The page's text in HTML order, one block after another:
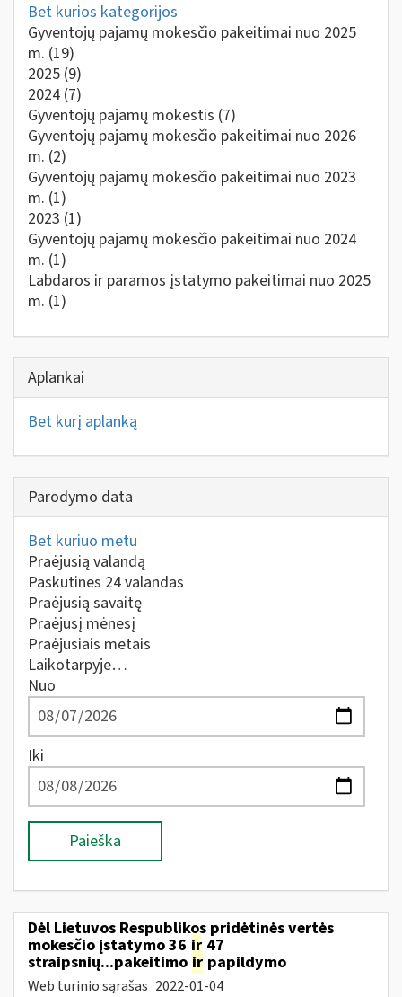
Bet kurios kategorijos
Gyventojų pajamų mokesčio pakeitimai nuo 2025
m. (19)
2025 (9)
2024 (7)
Gyventojų pajamų mokestis (7)
Gyventojų pajamų mokesčio pakeitimai nuo 2026
m. (2)
Gyventojų pajamų mokesčio pakeitimai nuo 2023
m. (1)
2023 (1)
Gyventojų pajamų mokesčio pakeitimai nuo 2024
m. (1)
Labdaros ir paramos įstatymo pakeitimai nuo 2025
m. (1)
Aplankai
Bet kurį aplanką
Parodymo data
Bet kuriuo metu
Praėjusią valandą
Paskutines 24 valandas
Praėjusią savaitę
Praėjusį mėnesį
Praėjusiais metais
Laikotarpyje…
Nuo
Iki
Paieška
Dėl Lietuvos Respublikos pridėtinės vertės
mokesčio įstatymo 36 ir 47
straipsnių...pakeitimo ir papildymo
Web turinio sąrašas 2022-01-04